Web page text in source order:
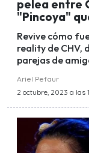
pelea entre
"Pincoya"
Revive cómo
reality de CHV,
parejas de
Ariel Pefaur
2 octubre, 2023 a las